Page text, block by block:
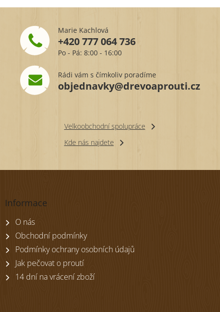
Marie Kachlová
+420 777 064 736
Po - Pá: 8:00 - 16:00
objednavky@drevoaprouti.cz
Rádi vám s čímkoliv poradíme
Velkoobchodní spolupráce
Kde nás najdete
Z
Informace
O nás
Obchodní podmínky
Podmínky ochrany osobních údajů
Jak pečovat o proutí
14 dní na vrácení zboží